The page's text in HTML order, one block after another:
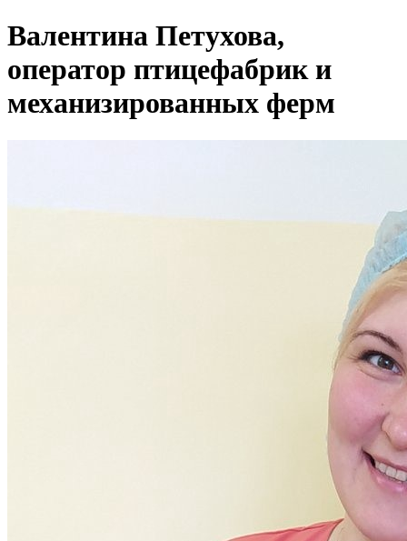
Валентина Петухова,
оператор птицефабрик и
механизированных ферм